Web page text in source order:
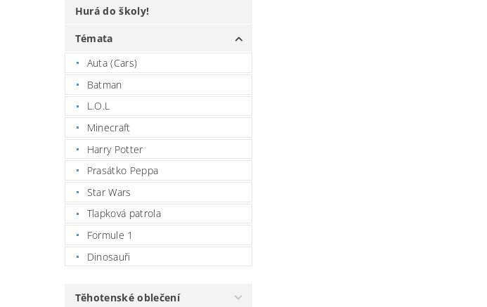
Hurá do školy!
Témata
Auta (Cars)
Batman
L.O.L
Minecraft
Harry Potter
Prasátko Peppa
Star Wars
Tlapková patrola
Formule 1
Dinosauři
Těhotenské oblečení